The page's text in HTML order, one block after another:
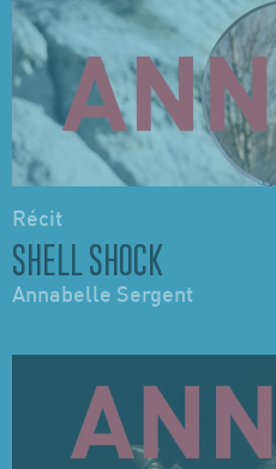
Récit
SHELL SHOCK
Annabelle Sergent